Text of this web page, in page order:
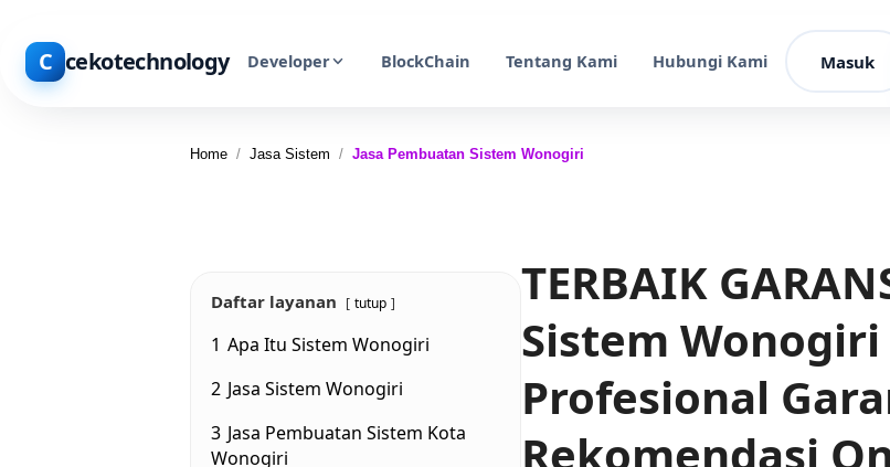
C cekotechnology Developer BlockChain Tentang Kami Hubungi Kami Masuk
Home / Jasa Sistem / Jasa Pembuatan Sistem Wonogiri
Daftar layanan tutup
1 Apa Itu Sistem Wonogiri
2 Jasa Sistem Wonogiri
3 Jasa Pembuatan Sistem Kota
Wonogiri
TERBAIK
Sistem Wonogiri
Profesional
Rekomendasi